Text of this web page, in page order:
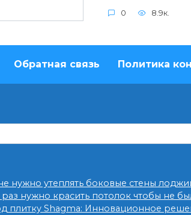
0 8.9к.
Обратная связь Политика
нужно утеплять боковые стены
нужно красить потолок чтобы не
плитку Shagma: Инновационное